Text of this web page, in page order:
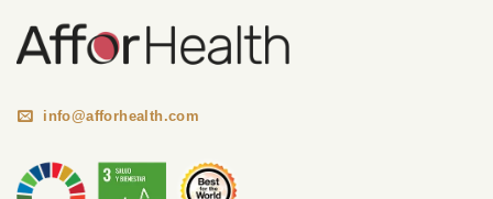
info@afforhealth.com